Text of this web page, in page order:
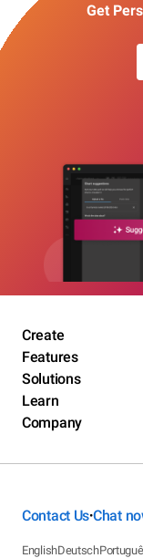
Get
Create
Features
Solutions
Learn
Company
Contact Us•Chat
EnglishDeutsch